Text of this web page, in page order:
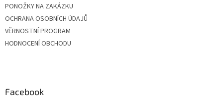
PONOŽKY NA ZAKÁZKU
OCHRANA OSOBNÍCH ÚDAJŮ
VĚRNOSTNÍ PROGRAM
HODNOCENÍ OBCHODU
Facebook